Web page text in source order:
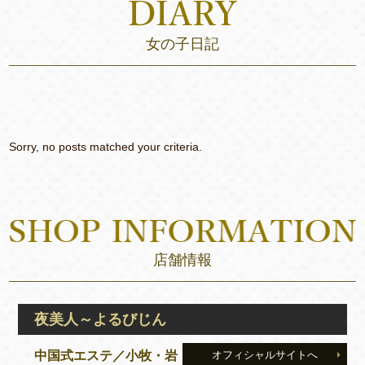
女の子日記
Sorry, no posts matched your criteria.
店舗情報
夜美人～よるびじん
オフィシャルサイトへ
中国式エステ／小牧・岩